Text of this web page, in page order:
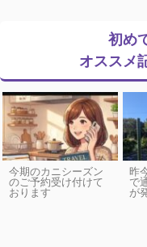
初め
オススメ
今期のカニシーズン
のご予約受け付けて
おります
昨
で
が